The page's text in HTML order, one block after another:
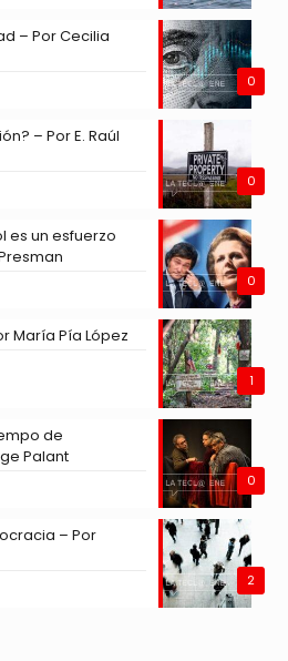
0
– Por Cecilia
0
– Por E. Raúl
0
es un esfuerzo
1
María Pía López
0
de
Palant
2
– Por